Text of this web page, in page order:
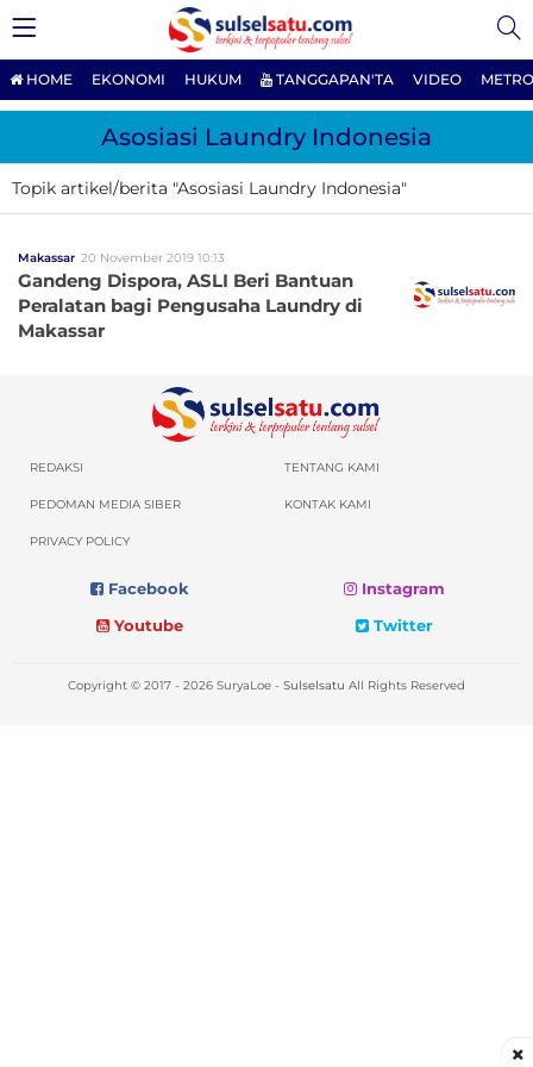
HOME EKONOMI HUKUM TANGGAPAN'TA VIDEO
Asosiasi Laundry Indonesia
Topik artikel/berita "Asosiasi Laundry Indonesia"
Makassar 20 November 2019 10:13
Gandeng Dispora, ASLI Beri Bantuan
Peralatan bagi Pengusaha Laundry di
Makassar
REDAKSI TENTANG KAMI
PEDOMAN MEDIA SIBER KONTAK KAMI
PRIVACY POLICY
Facebook
Instagram
Youtube
Twitter
Copyright © 2017 - 2026 SuryaLoe - Sulselsatu All Rights Reserved
×